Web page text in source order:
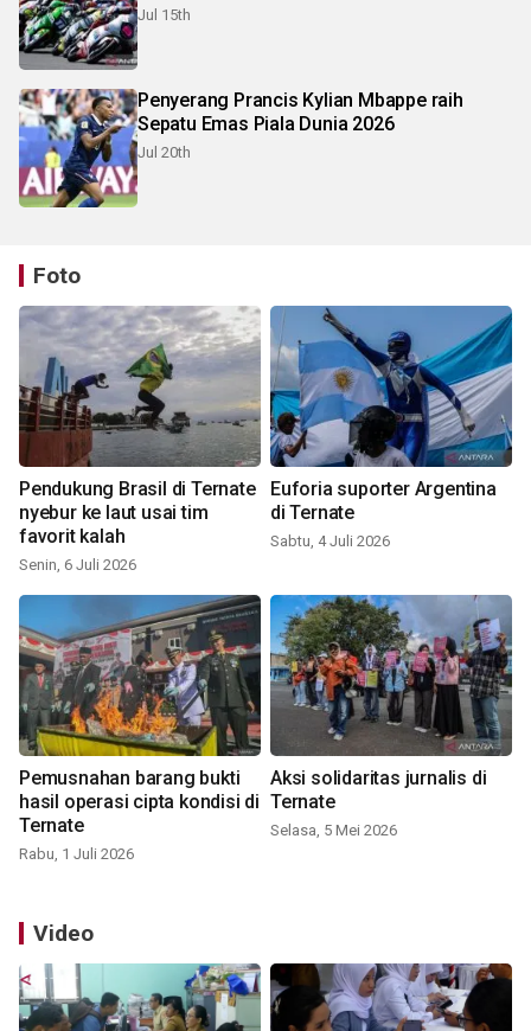
Jul 15th
Penyerang Prancis Kylian Mbappe raih
Sepatu Emas Piala Dunia 2026
Jul 20th
Foto
Pendukung Brasil di Ternate
nyebur ke laut usai tim
favorit kalah
Senin, 6 Juli 2026
Euforia suporter Argentina
di Ternate
Sabtu, 4 Juli 2026
Pemusnahan barang bukti
hasil operasi cipta kondisi di
Ternate
Rabu, 1 Juli 2026
Aksi solidaritas jurnalis di
Ternate
Selasa, 5 Mei 2026
Video